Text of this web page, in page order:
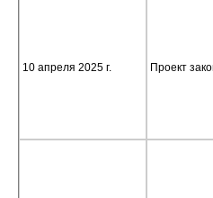
10 апреля 2025 г. Проект